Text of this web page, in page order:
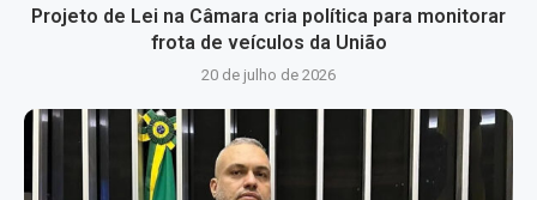
Projeto de Lei na Câmara cria política para monitorar
frota de veículos da União
20 de julho de 2026